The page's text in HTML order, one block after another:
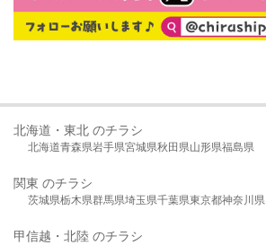
北海道・東北 のチラシ
北海道青森県岩手県宮城県秋田県山形県福島県
関東 のチラシ
茨城県栃木県群馬県埼玉県千葉県東京都神奈川県
甲信越・北陸 のチラシ